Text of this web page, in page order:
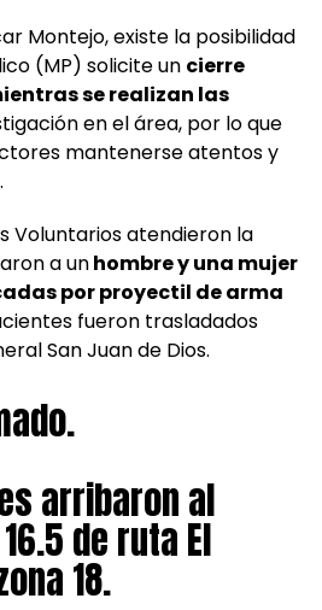
Montejo, existe la posibilidad
(MP) solicite un cierre
se realizan las
en el área, por lo que
mantenerse atentos y
Voluntarios atendieron la
a unhombre y una mujer
por proyectil de arma
fueron trasladados
San Juan de Dios.
arribaron al
de ruta El
18.